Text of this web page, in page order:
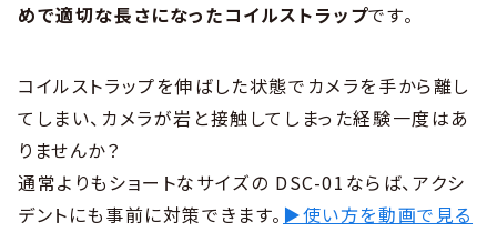
めで適切な長さになったコイルストラップです。
コイルストラップを伸ばした状態でカメラを手から離し
てしまい、カメラが岩と接触してしまった経験一度はあ
りませんか？
通常よりもショートなサイズの DSC-01ならば、アクシ
デントにも事前に対策できます。 ▶使い方を動画で見る